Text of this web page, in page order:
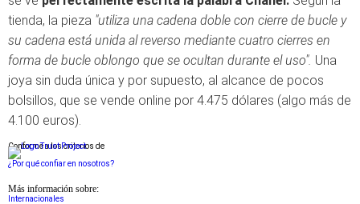
tienda, la pieza "utiliza una cadena doble con cierre de bucle y
su cadena está unida al reverso mediante cuatro cierres en
forma de bucle oblongo que se ocultan durante el uso". Una
joya sin duda única y por supuesto, al alcance de pocos
bolsillos, que se vende online por 4.475 dólares (algo más de
4.100 euros).
Conforme a los criterios de
¿Por qué confiar en nosotros?
Más información sobre:
Internacionales